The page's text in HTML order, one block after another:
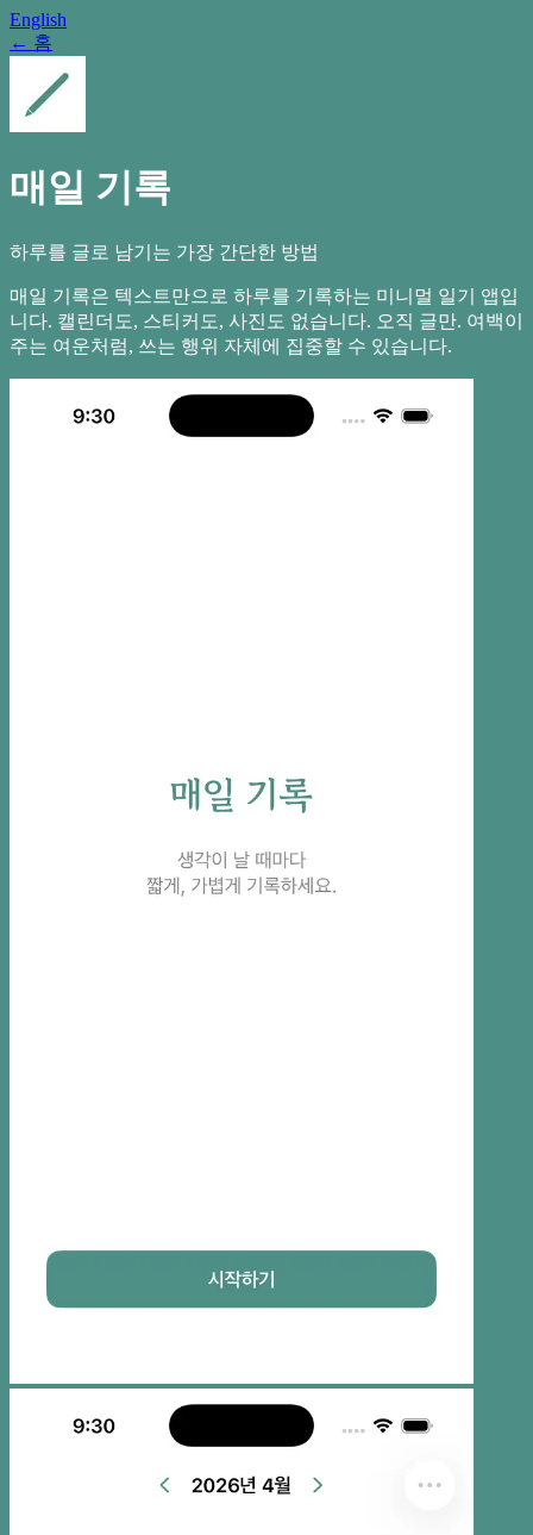
English
← 홈
매일 기록
하루를 글로 남기는 가장 간단한 방법
매일 기록은 텍스트만으로 하루를 기록하는 미니멀 일기 앱입
니다. 캘린더도, 스티커도, 사진도 없습니다. 오직 글만. 여백이
주는 여운처럼, 쓰는 행위 자체에 집중할 수 있습니다.